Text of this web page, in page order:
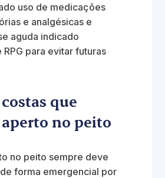
uso de medicações
e analgésicas e
aguda indicado
para evitar futuras
que
no peito
no peito sempre deve
forma emergencial por